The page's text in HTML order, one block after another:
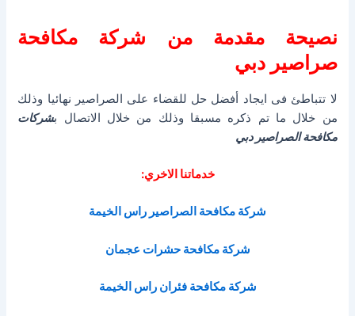
نصيحة مقدمة من شركة مكافحة
صراصير دبي
لا تتباطئ فى ايجاد أفضل حل للقضاء على الصراصير نهائيا وذلك
من خلال ما تم ذكره مسبقا وذلك من خلال الاتصال بشركات
مكافحة الصراصير دبي
خدماتنا الاخري:
شركة مكافحة الصراصير راس الخيمة
شركة مكافحة حشرات عجمان
شركة مكافحة فئران راس الخيمة